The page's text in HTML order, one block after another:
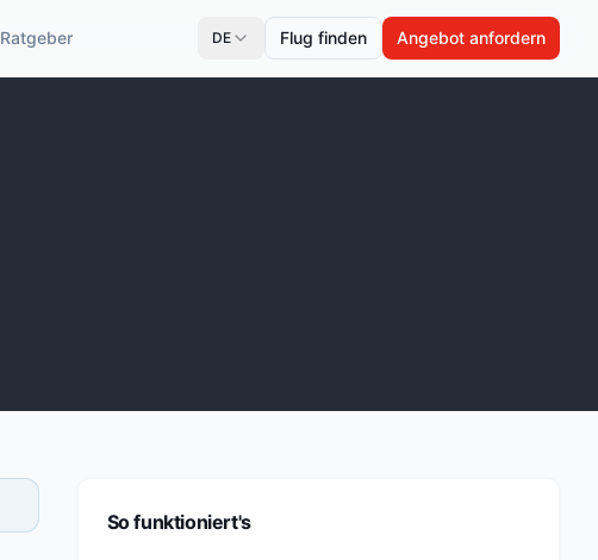
Ratgeber DE Flug finden Angebot anfordern
So funktioniert's